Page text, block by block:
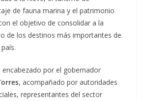
de fauna marina y el patrimonio
el objetivo de consolidar a la
de los destinos más importantes de
encabezado por el gobernador
, acompañado por autoridades
representantes del sector